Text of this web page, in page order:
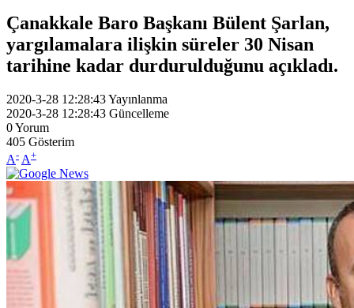
Çanakkale Baro Başkanı Bülent Şarlan,
yargılamalara ilişkin süreler 30 Nisan
tarihine kadar durdurulduğunu açıkladı.
2020-3-28 12:28:43Yayınlanma
2020-3-28 12:28:43 Güncelleme
0Yorum
405 Gösterim
A- A+